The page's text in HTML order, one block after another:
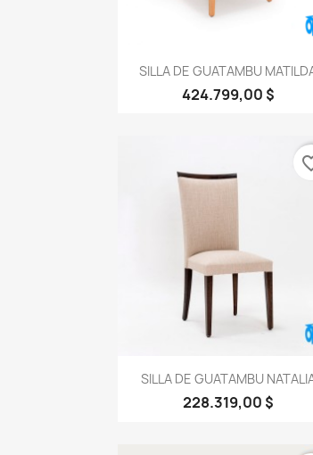
Vista rápida
SILLA DE GUATAMBU
424.799,00 $
Vista rápida
SILLA DE GUATAMBU
228.319,00 $